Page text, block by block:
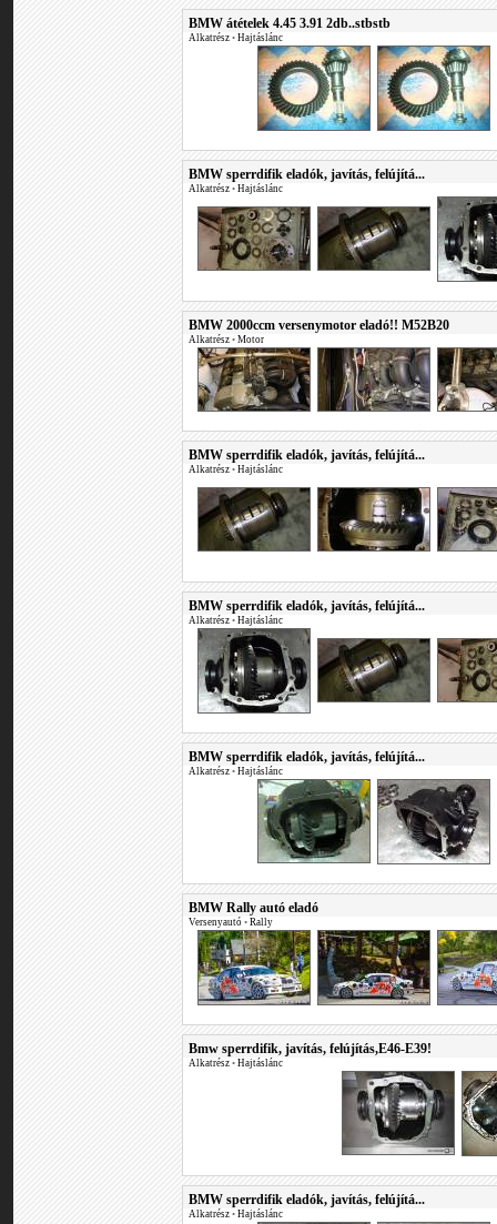
BMW átételek 4.45 3.91 2db..stbstb
Alkatrész • Hajtáslánc
BMW sperrdifik eladók, javítás, felújítá...
Alkatrész • Hajtáslánc
BMW 2000ccm versenymotor eladó!! M52B20
Alkatrész • Motor
BMW sperrdifik eladók, javítás, felújítá...
Alkatrész • Hajtáslánc
BMW sperrdifik eladók, javítás, felújítá...
Alkatrész • Hajtáslánc
BMW sperrdifik eladók, javítás, felújítá...
Alkatrész • Hajtáslánc
BMW Rally autó eladó
Versenyautó • Rally
Bmw sperrdifik, javítás, felújítás,E46-E39!
Alkatrész • Hajtáslánc
BMW sperrdifik eladók, javítás, felújítá...
Alkatrész • Hajtáslánc